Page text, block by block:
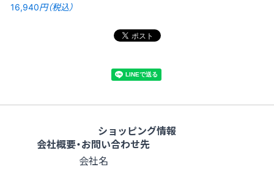
16,940円（税込）
ショッピング情報
会社概要・お問い合わせ先
会社名